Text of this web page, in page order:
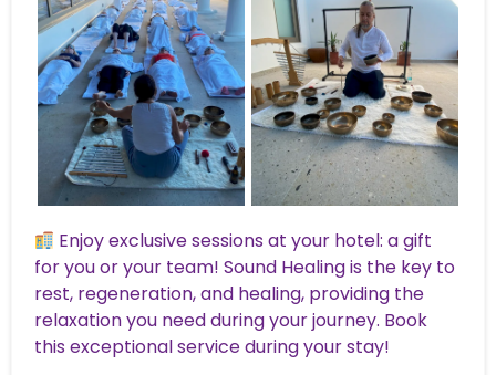
Enjoy exclusive sessions at your hotel: a gift
for you or your team! Sound Healing is the key to
rest, regeneration, and healing, providing the
relaxation you need during your journey. Book
this exceptional service during your stay!